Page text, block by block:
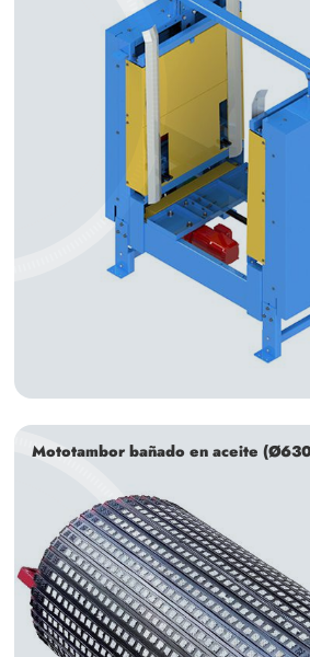
Mototambor bañado en aceite